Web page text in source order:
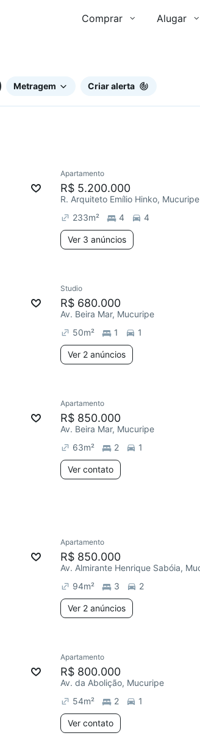
Comprar Alugar
Metragem Criar alerta
Chegou este mês
Apartamento
R$ 5.200.000
R. Arquiteto Emílio Hinko, Mucuripe
233m² 4 4
Ver 3 anúncios
Studio
R$ 680.000
Av. Beira Mar, Mucuripe
50m² 1 1
Ver 2 anúncios
Chegou este mês
Apartamento
R$ 850.000
Av. Beira Mar, Mucuripe
63m² 2 1
Ver contato
Apartamento
R$ 850.000
94m² 3 2
Ver 2 anúncios
Apartamento
R$ 800.000
Av. da Abolição, Mucuripe
54m² 2 1
Ver contato